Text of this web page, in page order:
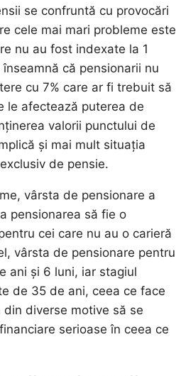
se confruntă cu provocări
cele mai mari probleme este
nu au fost indexate la 1
că pensionarii nu
cu 7% care ar fi trebuit să
le afectează puterea de
valorii punctului de
și mai mult situația
de pensie.
vârsta de pensionare a
pensionarea să fie o
cei care nu au o carieră
vârsta de pensionare pentru
ani și 6 luni, iar stagiul
de 35 de ani, ceea ce face
diverse motive să se
serioase în ceea ce